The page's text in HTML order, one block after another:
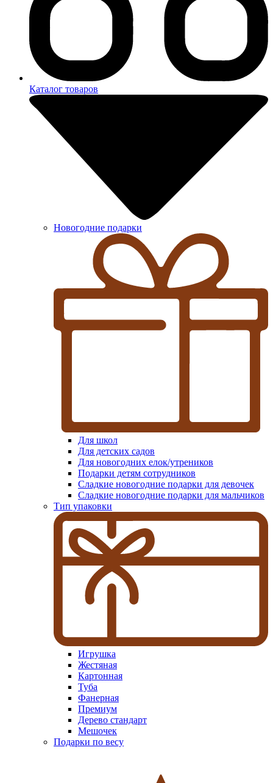
Каталог товаров
Новогодние подарки
Для школ
Для детских садов
Для новогодних елок/утреников
Подарки детям сотрудников
Сладкие новогодние подарки для девочек
Сладкие новогодние подарки для мальчиков
Тип упаковки
Игрушка
Жестяная
Картонная
Туба
Фанерная
Премиум
Дерево стандарт
Мешочек
Подарки по весу